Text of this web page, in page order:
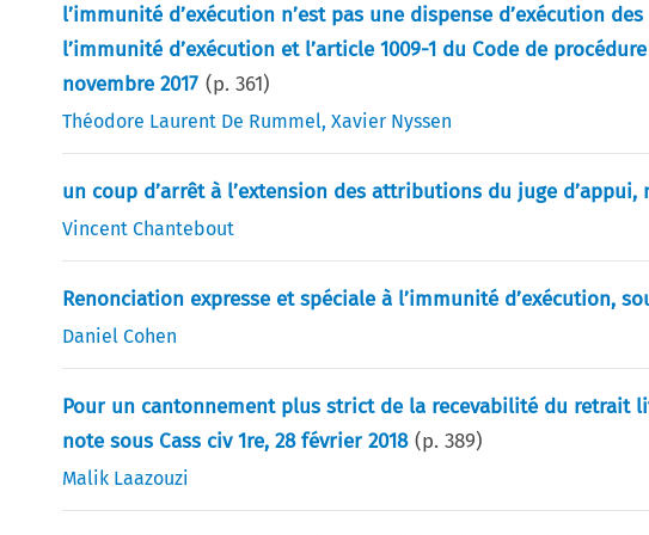
l’immunité d’exécution n’est pas une dispense d’exécution
l’immunité d’exécution et l’article 1009-1 du Code de
novembre 2017 (p.361)
Théodore Laurent De Rummel,Xavier Nyssen
un coup d’arrêt à l’extension des attributions du juge d’appui,
Vincent Chantebout
Renonciation expresse et spéciale à l’immunité d’exécution,
Daniel Cohen
Pour un cantonnement plus strict de la recevabilité du retrait
note sous Cass civ 1re, 28 février 2018 (p.389)
Malik Laazouzi